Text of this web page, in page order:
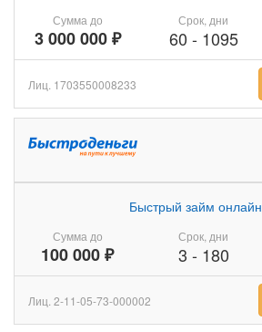
Сумма до
3 000 000 ₽
Срок, дни
60 - 1095
Лиц. 1703550008233
Сумма до
100 000 ₽
Быстрый займ онлайн
Срок, дни
3 - 180
Лиц. 2-11-05-73-000002